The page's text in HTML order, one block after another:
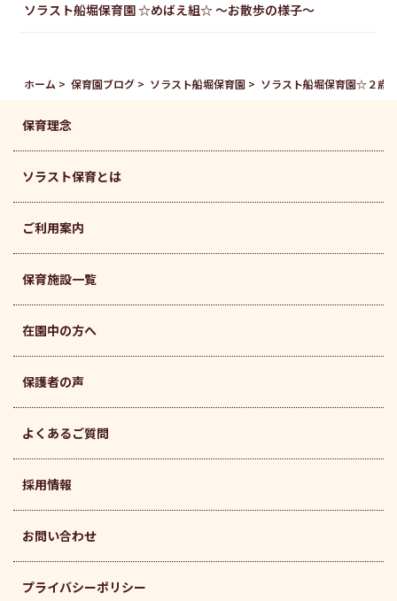
ソラスト船堀保育園 ☆めばえ組☆ 〜お散歩の様子〜
ホーム 保育園ブログ ソラスト船堀保育園 ソラスト船堀保育園☆２歳
保育理念
ソラスト保育とは
ご利用案内
保育施設一覧
在園中の方へ
保護者の声
よくあるご質問
採用情報
お問い合わせ
プライバシーポリシー